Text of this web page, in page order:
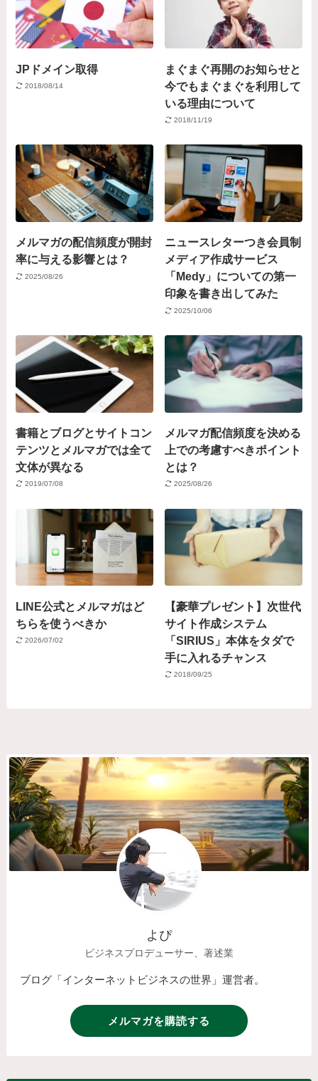
JPドメイン取得
2018/08/14
まぐまぐ再開のお知らせと
今でもまぐまぐを利用して
いる理由について
2018/11/19
メルマガの配信頻度が開封
率に与える影響とは？
2025/08/26
ニュースレターつき会員制
メディア作成サービス
「Medy」についての第一
印象を書き出してみた
2025/10/06
書籍とブログとサイトコン
テンツとメルマガでは全て
文体が異なる
2019/07/08
メルマガ配信頻度を決める
上での考慮すべきポイント
とは？
2025/08/26
LINE公式とメルマガはど
ちらを使うべきか
2026/07/02
【豪華プレゼント】次世代
サイト作成システム
「SIRIUS」本体をタダで
手に入れるチャンス
2018/09/25
よぴ
ビジネスプロデューサー、著述業
ブログ「インターネットビジネスの世界」運営者。
メルマガを購読する